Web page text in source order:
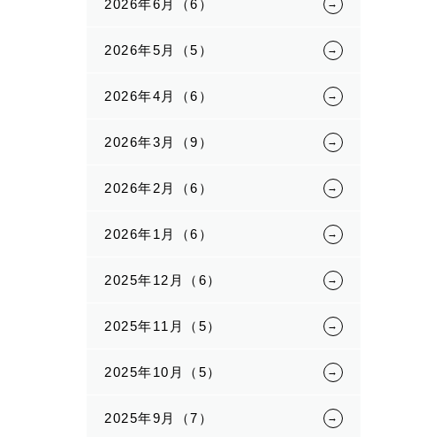
2026年6月（6）
2026年5月（5）
2026年4月（6）
2026年3月（9）
2026年2月（6）
2026年1月（6）
2025年12月（6）
2025年11月（5）
2025年10月（5）
2025年9月（7）